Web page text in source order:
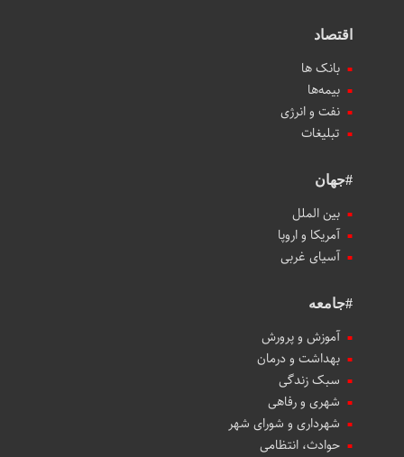
اقتصاد
بانک ها
بیمه‌ها
نفت و انرژی
تبلیغات
#جهان
بین الملل
آمریکا و اروپا
آسیای غربی
#جامعه
آموزش و پرورش
بهداشت و درمان
سبک زندگی
شهری و رفاهی
شهرداری و شورای شهر
حوادث، انتظامی